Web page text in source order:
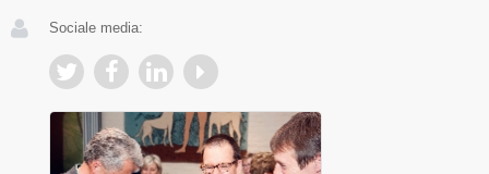
Sociale media: